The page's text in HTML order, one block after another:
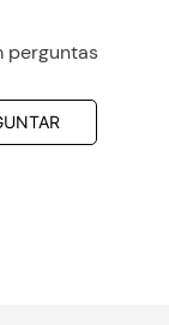
perguntas